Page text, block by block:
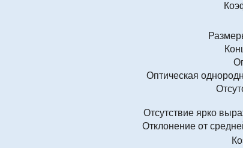
Оптическая
Отсутствие ярко
Отклонение от